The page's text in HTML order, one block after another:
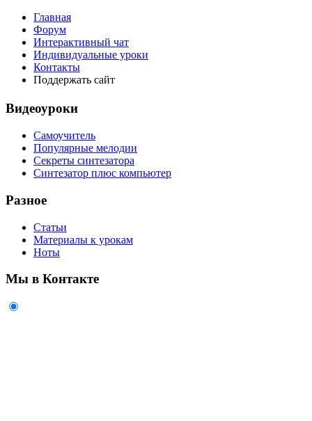
Главная
Форум
Интерактивный чат
Индивидуальные уроки
Контакты
Поддержать сайт
Видеоуроки
Самоучитель
Популярные мелодии
Секреты синтезатора
Синтезатор плюс компьютер
Разное
Статьи
Материалы к урокам
Ноты
Мы в Контакте